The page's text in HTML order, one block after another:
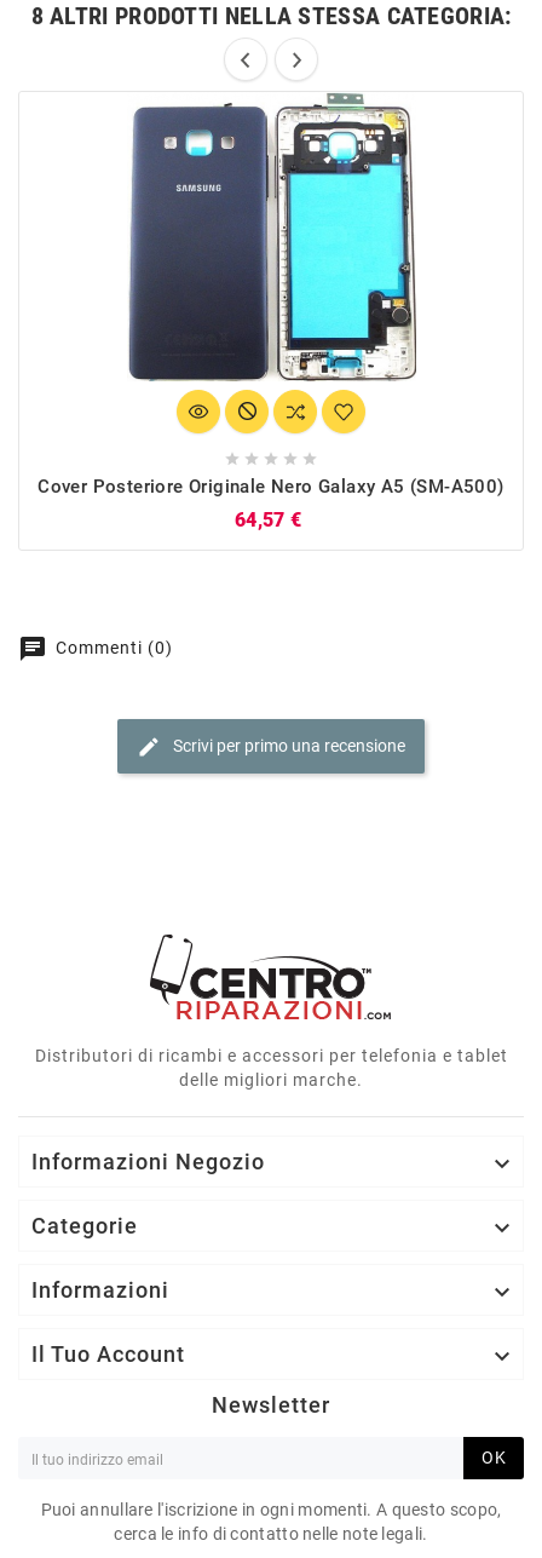
8 ALTRI PRODOTTI NELLA STESSA CATEGORIA:
    
Cover Posteriore Originale Nero Galaxy A5 (SM-A500)
64,57 €
chat Commenti (0)
edit Scrivi per primo una recensione
Distributori di ricambi e accessori per telefonia e tablet
delle migliori marche.
Informazioni Negozio 
Categorie 
Informazioni 
Il Tuo Account 
Newsletter
OK
Puoi annullare l'iscrizione in ogni momenti. A questo scopo,
cerca le info di contatto nelle note legali.